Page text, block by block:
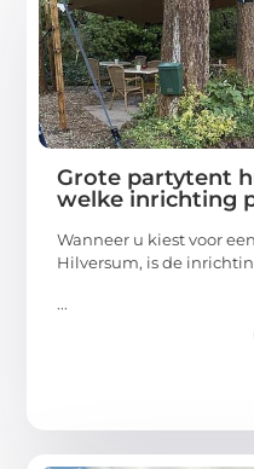
Grote partytent
welke inrichting
Wanneer u kiest voor
Hilversum, is de
...